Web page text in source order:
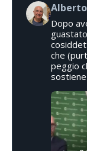
Dopo
che
peggio